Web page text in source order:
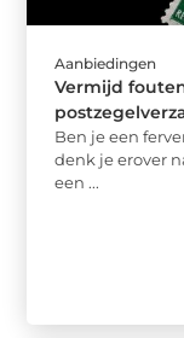
Aanbiedingen
Vermijd
Ben je een
denk je erover
een ...